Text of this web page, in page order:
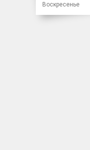
Воскресенье